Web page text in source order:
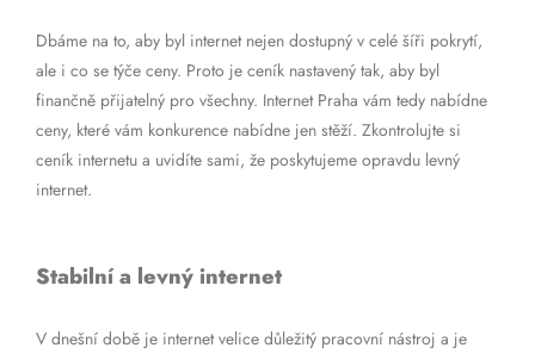
Dbáme na to, aby byl internet nejen dostupný v celé šíři pokrytí,
ale i co se týče ceny. Proto je ceník nastavený tak, aby byl
finančně přijatelný pro všechny. Internet Praha vám tedy nabídne
ceny, které vám konkurence nabídne jen stěží. Zkontrolujte si
ceník internetu a uvidíte sami, že poskytujeme opravdu levný
internet.
Stabilní a levný internet
V dnešní době je internet velice důležitý pracovní nástroj a je